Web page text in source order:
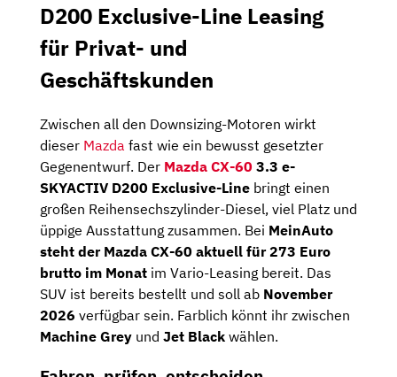
D200 Exclusive-Line Leasing
für Privat- und
Geschäftskunden
Zwischen all den Downsizing-Motoren wirkt
dieser Mazda fast wie ein bewusst gesetzter
Gegenentwurf. Der Mazda CX-60 3.3 e-
SKYACTIV D200 Exclusive-Line bringt einen
großen Reihensechszylinder-Diesel, viel Platz und
üppige Ausstattung zusammen. Bei MeinAuto
steht der Mazda CX-60 aktuell für 273 Euro
brutto im Monat im Vario-Leasing bereit. Das
SUV ist bereits bestellt und soll ab November
2026 verfügbar sein. Farblich könnt ihr zwischen
Machine Grey und Jet Black wählen.